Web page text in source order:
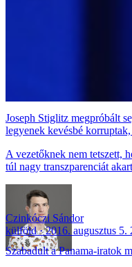
Joseph Stiglitz megpróbált
legyenek kevésbé
A vezetőknek nem tetszett,
túl nagy transzparenciát
Czinkóczi Sándor
külföld
2016. augusztus 5.
Szabadult a Panama-iratok